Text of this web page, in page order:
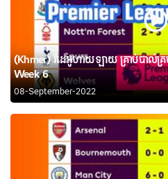
(Khmer) វីដេអូហាយឡាយ គ្រាប់បាល់គ្រ
Week 6
08-September-2022